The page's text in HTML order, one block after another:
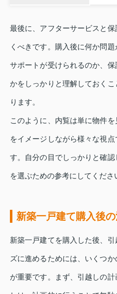
最後に、アフターサービスと
くべきです。購入後に何か問
サポートが受けられるのか、
かをしっかりと理解しておく
ります。
このように、内覧は単に物件
をイメージしながら様々な視
す。自分の目でしっかりと確
を選ぶための参考にしてくださ
新築一戸建て購入後
新築一戸建てを購入した後、
ズに進めるためには、いくつ
が重要です。まず、引越しの